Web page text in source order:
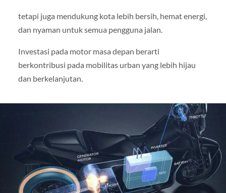
tetapi juga mendukung kota lebih bersih, hemat energi,
dan nyaman untuk semua pengguna jalan.
Investasi pada motor masa depan berarti
berkontribusi pada mobilitas urban yang lebih hijau
dan berkelanjutan.